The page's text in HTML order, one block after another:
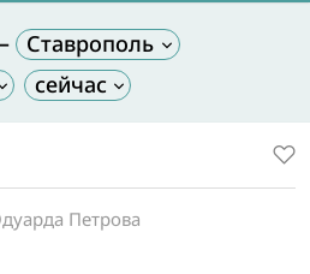
Ставрополь
Петрова